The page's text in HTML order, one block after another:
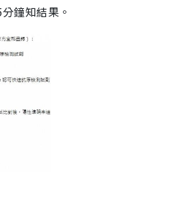
鐘知結果。